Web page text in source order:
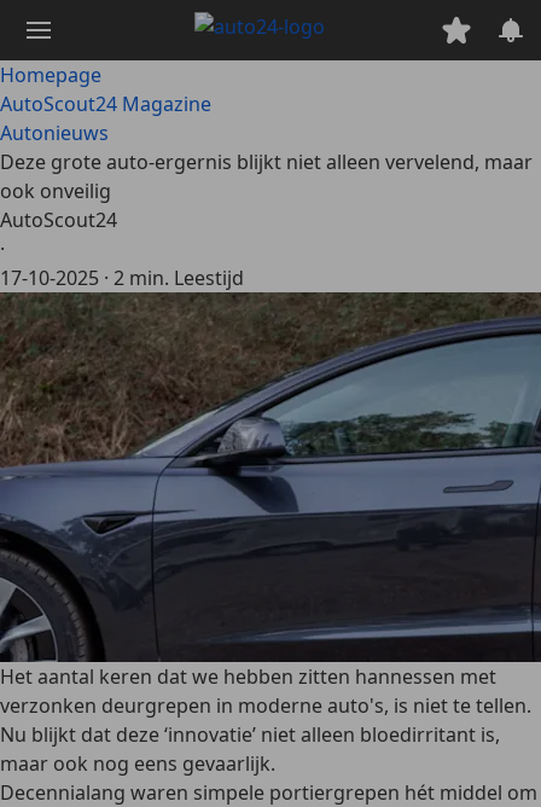
naar
hoofdinhoud
Homepage
AutoScout24 Magazine
Autonieuws
Deze grote auto-ergernis blijkt niet alleen vervelend, maar
ook onveilig
AutoScout24
·
17-10-2025 · 2 min. Leestijd
Het aantal keren dat we hebben zitten hannessen met
verzonken deurgrepen in moderne auto's, is niet te tellen.
Nu blijkt dat deze ‘innovatie’ niet alleen bloedirritant is,
maar ook nog eens gevaarlijk.
Decennialang waren simpele portiergrepen hét middel om